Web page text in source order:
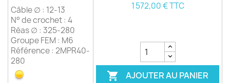
Câble ∅ : 12-13
N° de crochet : 4
Réas ∅ : 325-280
Groupe FEM : M6
Référence : 2MPR40-
280
1 572,00 € TTC
 AJOUTER AU PANIER